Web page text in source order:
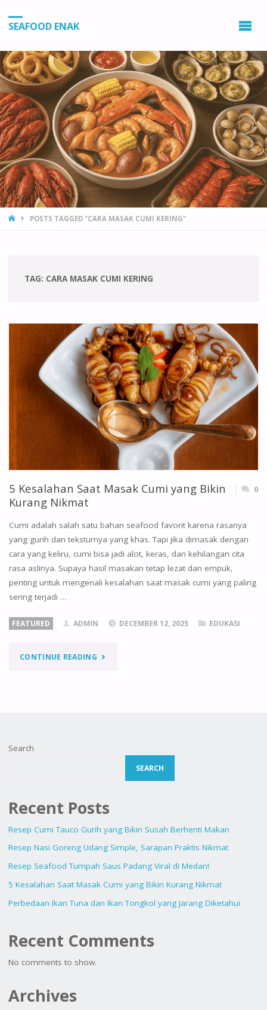
SEAFOOD ENAK
HOMEPOSTS TAGGED "CARA MASAK CUMI KERING"
TAG: CARA MASAK CUMI KERING
5 Kesalahan Saat Masak Cumi yang Bikin
Kurang Nikmat
0
Cumi adalah salah satu bahan seafood favorit karena rasanya
yang gurih dan teksturnya yang khas. Tapi jika dimasak dengan
cara yang keliru, cumi bisa jadi alot, keras, dan kehilangan cita
rasa aslinya. Supaya hasil masakan tetap lezat dan empuk,
penting untuk mengenali kesalahan saat masak cumi yang paling
sering terjadi …
FEATURED ADMIN DECEMBER 12, 2025 EDUKASI
CONTINUE READING"5
NIKMAT"
Search
SEARCH
Recent Posts
Resep Cumi Tauco Gurih yang Bikin Susah Berhenti Makan
Resep Nasi Goreng Udang Simple, Sarapan Praktis Nikmat
Resep Seafood Tumpah Saus Padang Viral di Medan!
5 Kesalahan Saat Masak Cumi yang Bikin Kurang Nikmat
Perbedaan Ikan Tuna dan Ikan Tongkol yang Jarang Diketahui
Recent Comments
No comments to show.
Archives